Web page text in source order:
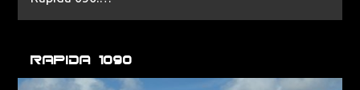
Rapida 1090